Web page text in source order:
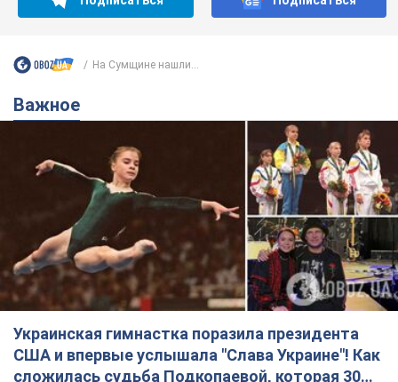
Украинская гимнастка поразила президента
США и впервые услышала "Слава Украине"! Как
сложилась судьба Подкопаевой, которая 30
лет назад завоевала "золото" Олимпиады
У поклонников девушки из Донецка сохранился большой
кусок коврового покрытия с надписью "Атланта-1996"
8.08.2026 18:30 37,8 т.
В Прикарпатье после аномальной
жары прошел сильный ливень:
дороги превратились в реки. Видео